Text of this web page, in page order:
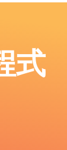
式